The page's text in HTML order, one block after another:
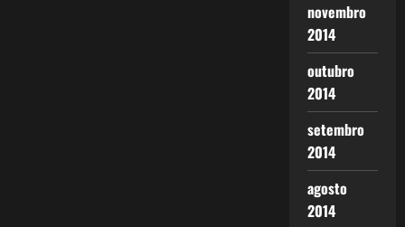
novembro
2014
outubro
2014
setembro
2014
agosto
2014